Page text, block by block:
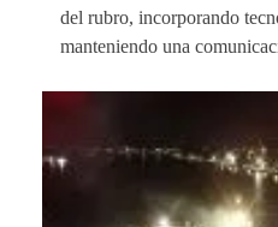
del rubro, incorporando
manteniendo una